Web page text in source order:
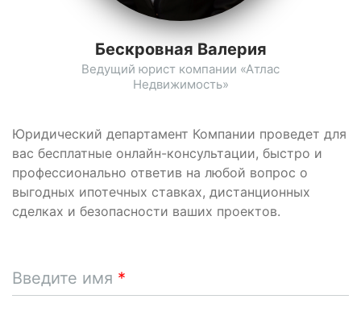
Юридический департамент Компании проведет для
вас бесплатные онлайн-консультации, быстро и
профессионально ответив на любой вопрос о
выгодных ипотечных ставках, дистанционных
сделках и безопасности ваших проектов.
Введите имя
Бескровная Валерия
Ведущий юрист компании «Атлас
Недвижимость»